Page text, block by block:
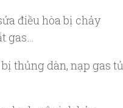
điều hòa bị chảy
gas…
thủng dàn, nạp gas tủ